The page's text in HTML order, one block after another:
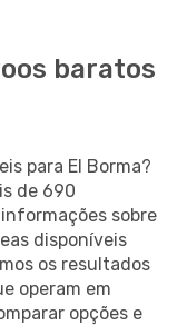
baratos
para El Borma?
de 690
sobre
disponíveis
os resultados
operam em
opções e